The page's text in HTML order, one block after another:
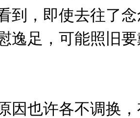
到，即使去往了
逸足，可能照旧
因也许各不调换